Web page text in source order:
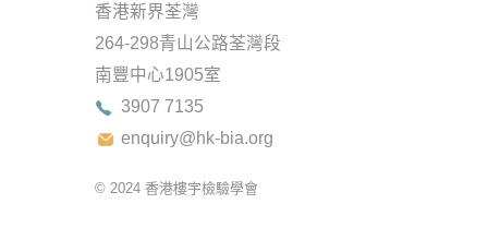
香港新界荃灣
264-298青山公路荃灣段
南豐中心1905室
3907 7135
enquiry@hk-bia.org
© 2024 香港樓宇檢驗學會